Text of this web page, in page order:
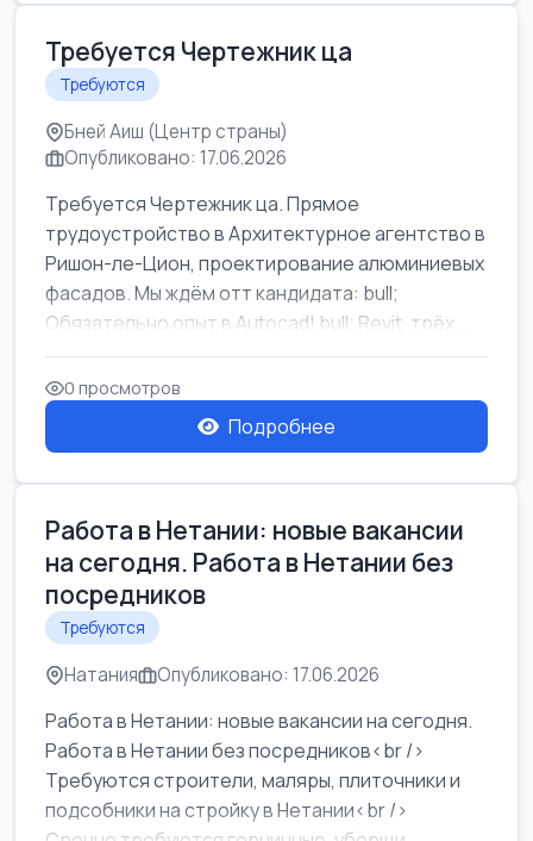
Требуется Чертежник ца
Требуются
Бней Аиш (Центр страны)
Опубликовано: 17.06.2026
Требуется Чертежник ца. Прямое
трудоустройство в Архитектурное агентство в
Ришон-ле-Цион, проектирование алюминиевых
фасадов. Мы ждём отт кандидата: bull;
Обязательно опыт в Autocad! bull; Revit, трёх...
0 просмотров
Подробнее
Работа в Нетании: новые вакансии
на сегодня. Работа в Нетании без
посредников
Требуются
Натания Опубликовано: 17.06.2026
Работа в Нетании: новые вакансии на сегодня.
Работа в Нетании без посредников<br />
Требуются строители, маляры, плиточники и
подсобники на стройку в Нетании<br />